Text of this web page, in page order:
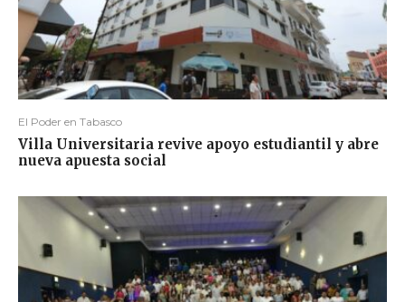
El Poder en Tabasco
Villa Universitaria revive apoyo estudiantil y abre
nueva apuesta social